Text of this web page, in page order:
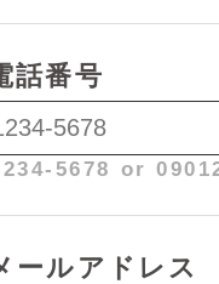
話番号
5678 or
ールアドレス